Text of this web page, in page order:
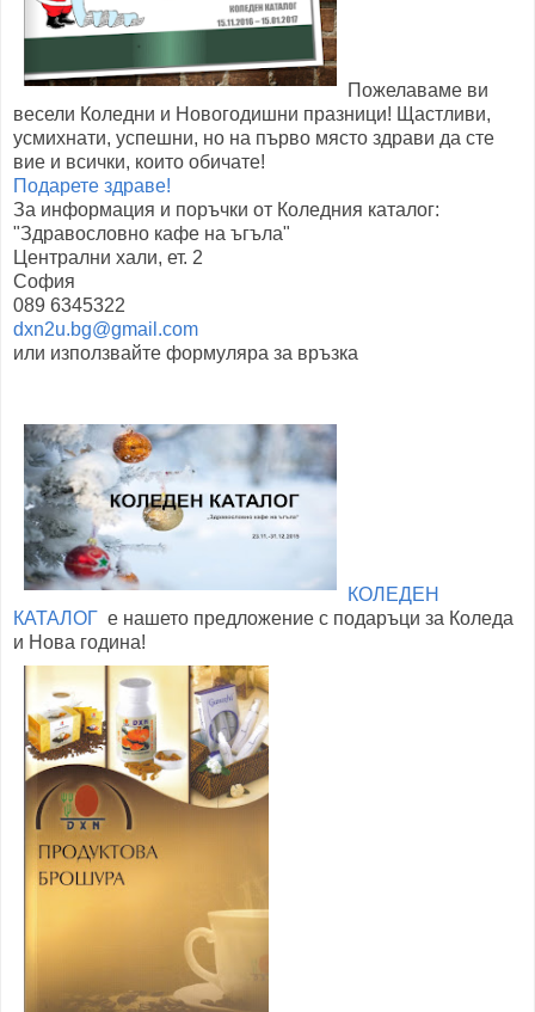
Пожелаваме ви
весели Коледни и Новогодишни празници! Щастливи,
усмихнати, успешни, но на първо място здрави да сте
вие и всички, които обичате!
Подарете здраве!
За информация и поръчки от Коледния каталог:
"Здравословно кафе на ъгъла"
Централни хали, ет. 2
София
089 6345322
dxn2u.bg@gmail.com
или използвайте формуляра за връзка
КОЛЕДЕН
КАТАЛОГ е нашето предложение с подаръци за Коледа
и Нова година!